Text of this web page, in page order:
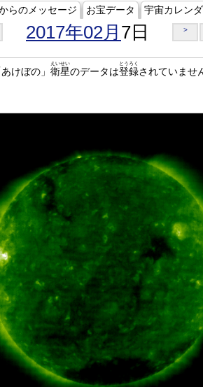
らのメッセージ お宝データ 宇宙カレン
2017年02月 7日 >
けぼの」 衛星
えいせい
のデータは登録
とうろく
されていませ